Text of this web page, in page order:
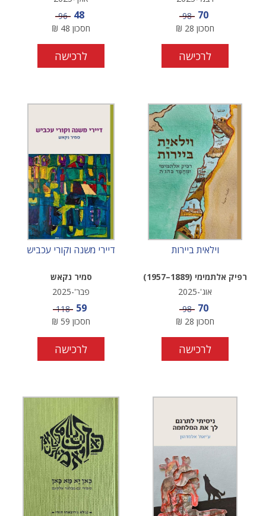
מחיר מבצע
70 מחיר
98
חסכון 28
₪
לרכישה
מחיר מבצע
48 מחיר
96
חסכון 48
₪
לרכישה
וילאית ביירות
רפיק אלתמימי (1889–1957)
אוג'-2025
מחיר מבצע
70 מחיר
98
חסכון 28
₪
לרכישה
דיירי משנה וקורי עכביש
סמיר נקאש
פבר'-2025
מחיר מבצע
59 מחיר
118
חסכון 59
₪
לרכישה